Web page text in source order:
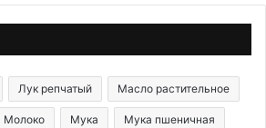
Лук репчатый Масло растительное
Молоко Мука Мука пшеничная